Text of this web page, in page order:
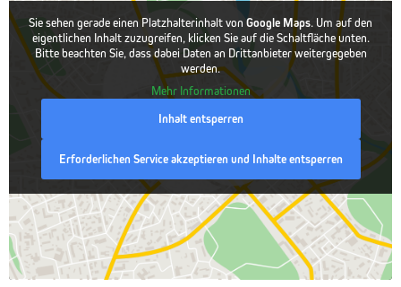
Sie sehen gerade einen Platzhalterinhalt vonGoogle Maps. Um auf den
eigentlichen Inhalt zuzugreifen, klicken Sie auf die Schaltfläche unten.
Bitte beachten Sie, dass dabei Daten an Drittanbieter weitergegeben
werden.
Mehr Informationen
Inhalt entsperren
Erforderlichen Service akzeptieren und Inhalte entsperren